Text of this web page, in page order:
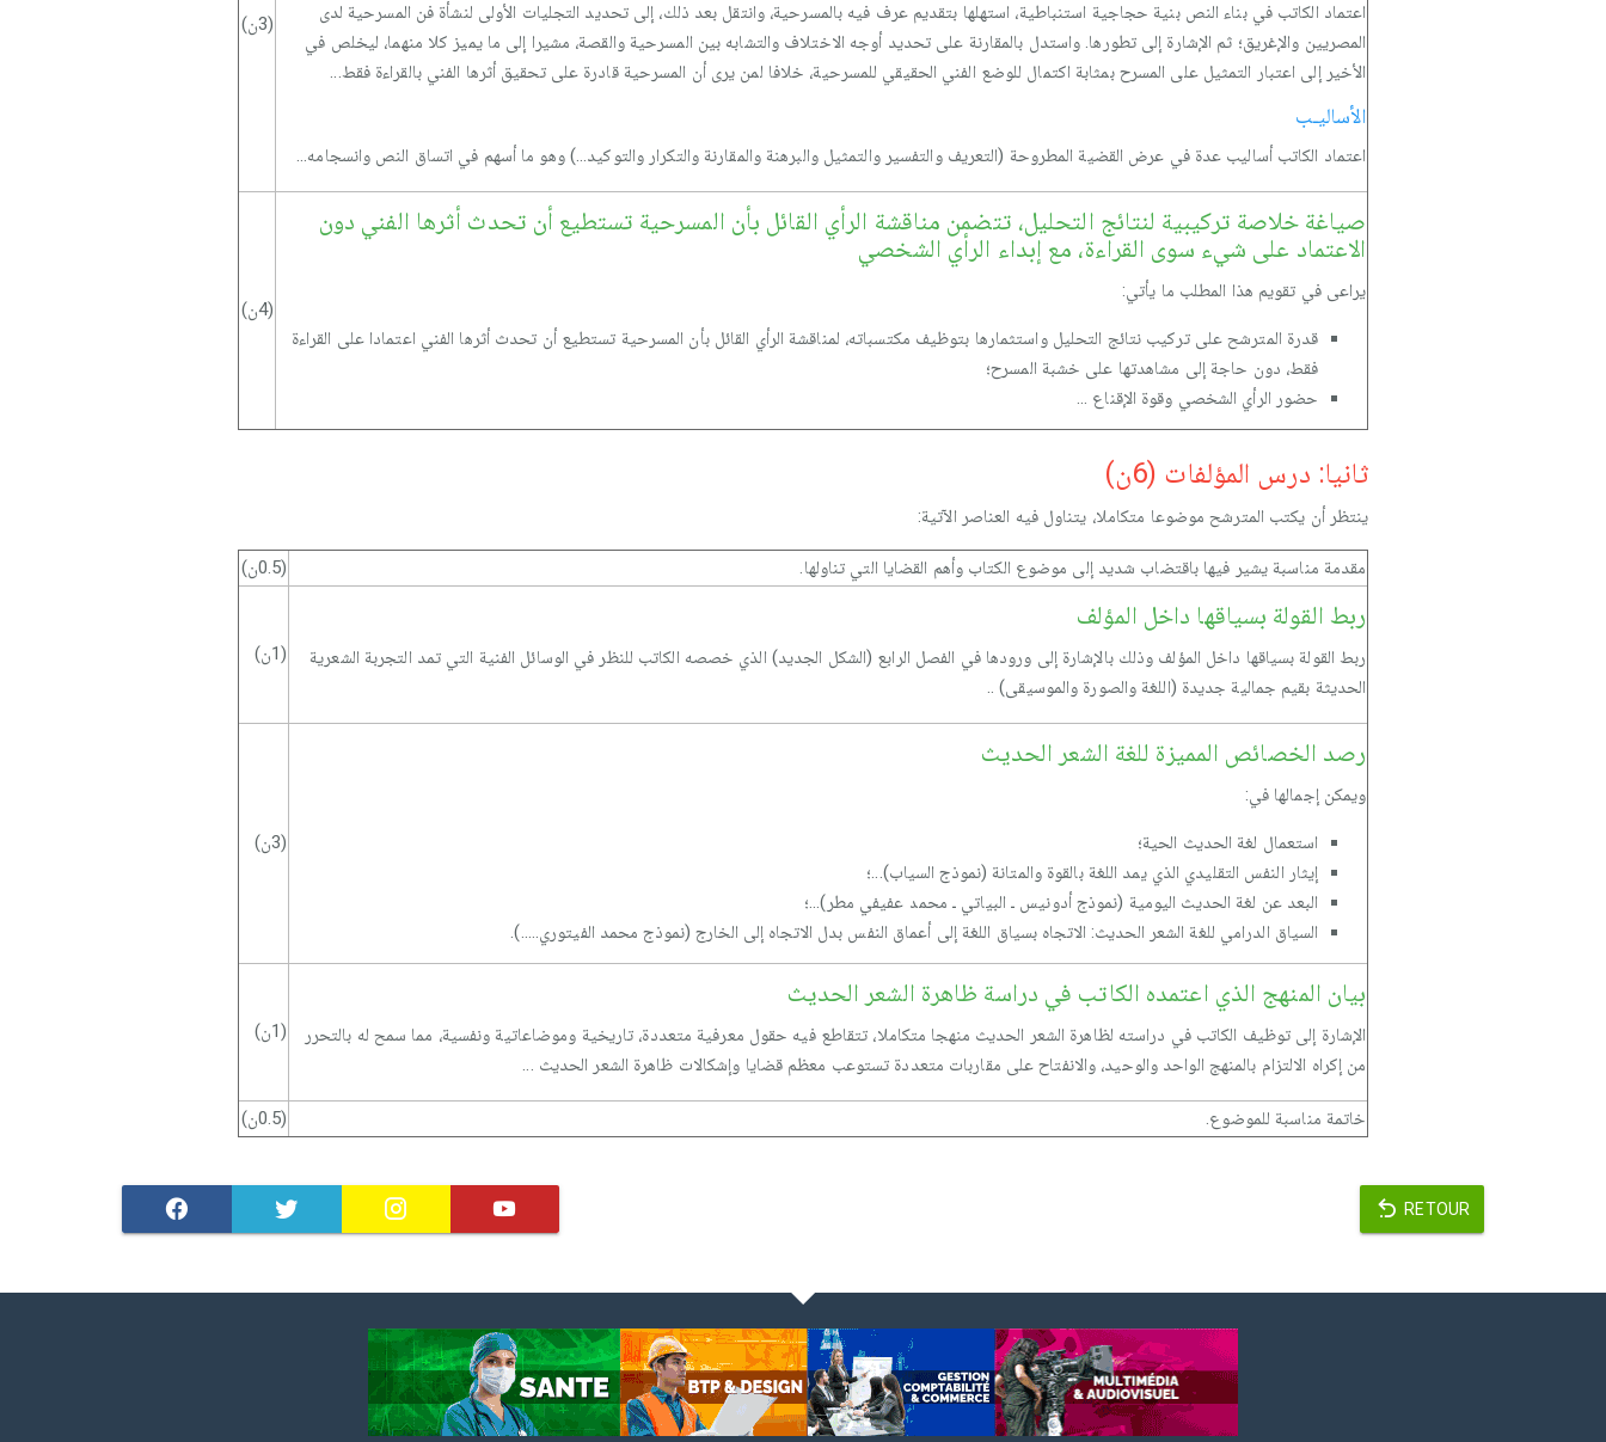
اعتماد الكاتب في بناء النص بنية حجاجية استنباطية، استهلها بتقديم عرف فيه بالمسرحية، وانتقل بعد ذلك، إلى تحديد التجليات الأولى لنشأة فن المسرحية لدى
المصريين والإغريق؛ ثم الإشارة إلى تطورها. واستدل بالمقارنة على تحديد أوجه الاختلاف والتشابه بين المسرحية والقصة، مشيرا إلى ما يميز كلا منهما، ليخلص في
الأخير إلى اعتبار التمثيل على المسرح بمثابة اكتمال للوضع الفني الحقيقي للمسرحية، خلافا لمن يرى أن المسرحية قادرة على تحقيق أثرها الفني بالقراءة فقط...
الأساليـب
اعتماد الكاتب أساليب عدة في عرض القضية المطروحة (التعريف والتفسير والتمثيل والبرهنة والمقارنة والتكرار والتوكيد...) وهو ما أسهم في اتساق النص وانسجامه...
(3ن)
صياغة خلاصة تركيبية لنتائج التحليل، تتضمن مناقشة الرأي القائل بأن المسرحية تستطيع أن تحدث أثرها الفني دون
الاعتماد على شيء سوى القراءة، مع إبداء الرأي الشخصي
يراعى في تقويم هذا المطلب ما يأتي:
قدرة المترشح على تركيب نتائج التحليل واستثمارها بتوظيف مكتسباته، لمناقشة الرأي القائل بأن المسرحية تستطيع أن تحدث أثرها الفني اعتمادا على القراءة
فقط، دون حاجة إلى مشاهدتها على خشبة المسرح؛
حضور الرأي الشخصي وقوة الإقناع ...
(4ن)
ثانيا: درس المؤلفات (6ن)
ينتظر أن يكتب المترشح موضوعا متكاملا، يتناول فيه العناصر الآتية:
مقدمة مناسبة يشير فيها باقتضاب شديد إلى موضوع الكتاب وأهم القضايا التي تناولها. (0.5ن)
ربط القولة بسياقها داخل المؤلف
ربط القولة بسياقها داخل المؤلف وذلك بالإشارة إلى ورودها في الفصل الرابع (الشكل الجديد) الذي خصصه الكاتب للنظر في الوسائل الفنية التي تمد التجربة الشعرية
الحديثة بقيم جمالية جديدة (اللغة والصورة والموسيقى) ..
(1ن)
رصد الخصائص المميزة للغة الشعر الحديث
ويمكن إجمالها في:
استعمال لغة الحديث الحية؛
إيثار النفس التقليدي الذي يمد اللغة بالقوة والمتانة (نموذج السياب)...؛
البعد عن لغة الحديث اليومية (نموذج أدونيس ـ البياتي ـ محمد عفيفي مطر)...؛
السياق الدرامي للغة الشعر الحديث: الاتجاه بسياق اللغة إلى أعماق النفس بدل الاتجاه إلى الخارج (نموذج محمد الفيتوري.....).
(3ن)
بيان المنهج الذي اعتمده الكاتب في دراسة ظاهرة الشعر الحديث
الإشارة إلى توظيف الكاتب في دراسته لظاهرة الشعر الحديث منهجا متكاملا، تتقاطع فيه حقول معرفية متعددة، تاريخية وموضاعاتية ونفسية، مما سمح له بالتحرر
من إكراه الالتزام بالمنهج الواحد والوحيد، والانفتاح على مقاربات متعددة تستوعب معظم قضايا وإشكالات ظاهرة الشعر الحديث ...
(1ن)
خاتمة مناسبة للموضوع. (0.5ن)
RETOUR